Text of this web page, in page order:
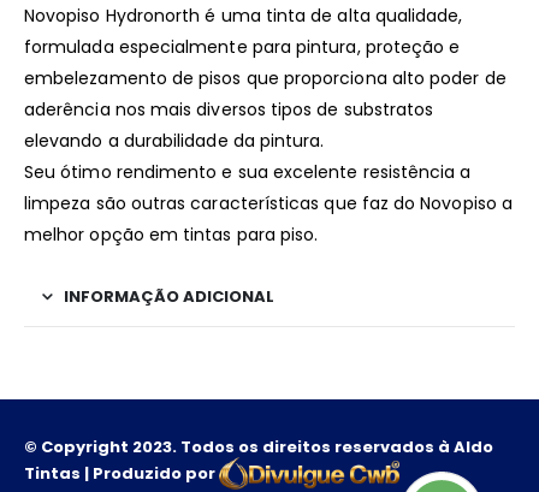
Novopiso Hydronorth é uma tinta de alta qualidade,
formulada especialmente para pintura, proteção e
embelezamento de pisos que proporciona alto poder de
aderência nos mais diversos tipos de substratos
elevando a durabilidade da pintura.
Seu ótimo rendimento e sua excelente resistência a
limpeza são outras características que faz do Novopiso a
melhor opção em tintas para piso.
INFORMAÇÃO ADICIONAL
© Copyright 2023. Todos os direitos reservados à Aldo
Tintas | Produzido por